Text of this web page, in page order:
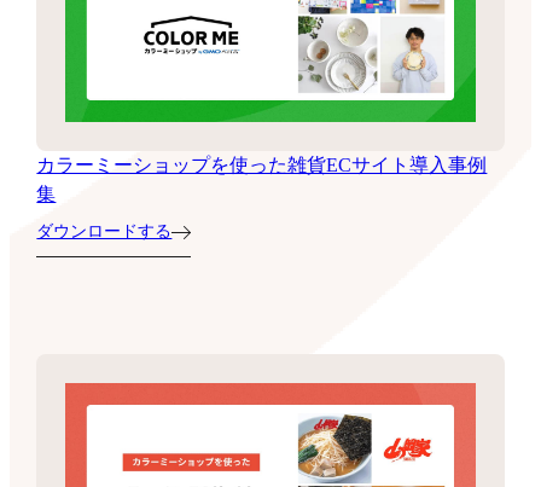
カラーミーショップを使った雑貨ECサイト導入事例
集
ダウンロードする